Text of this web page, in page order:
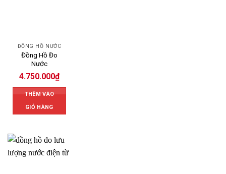
ĐỒNG HỒ NƯỚC
Đồng Hồ Đo
Nước
4.750.000₫
THÊM VÀO
GIỎ HÀNG